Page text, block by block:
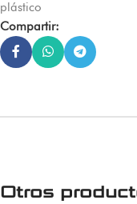
plástico
Compartir:
Otros